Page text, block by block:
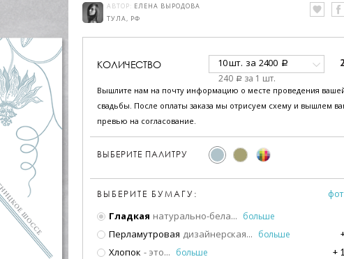
АВТОР: ЕЛЕНА ВЫРОДОВА
ТУЛА, РФ
КОЛИЧЕСТВО 10 шт. за 2400 a
240 a за 1 шт.
Вышлите нам на почту информацию о месте проведения
свадьбы. После оплаты заказа мы отрисуем схему и вышлем
превью на согласование.
ВЫБЕРИТЕ ПАЛИТРУ
ВЫБЕРИТЕ БУМАГУ:
Гладкая натурально-бела... больше
Перламутровая дизайнерская... больше
Хлопок - это... больше +